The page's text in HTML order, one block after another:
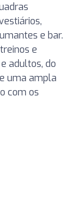
e bar.
e
adultos, do
uma ampla
com os